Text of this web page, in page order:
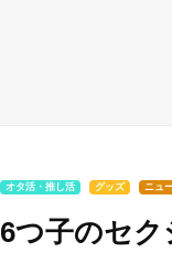
オタ活・推し活 グッズ ニュ
6つ子のセ